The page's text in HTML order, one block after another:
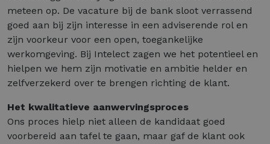
meteen op. De vacature bij de bank sloot verrassend
goed aan bij zijn interesse in een adviserende rol en
zijn voorkeur voor een open, toegankelijke
werkomgeving. Bij Intelect zagen we het potentieel en
hielpen we hem zijn motivatie en ambitie helder en
zelfverzekerd over te brengen richting de klant.
Het kwalitatieve aanwervingsproces
Ons proces hielp niet alleen de kandidaat goed
voorbereid aan tafel te gaan, maar gaf de klant ook